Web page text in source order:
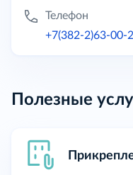
Телефон
+7(382-2)63-00-
Полезные